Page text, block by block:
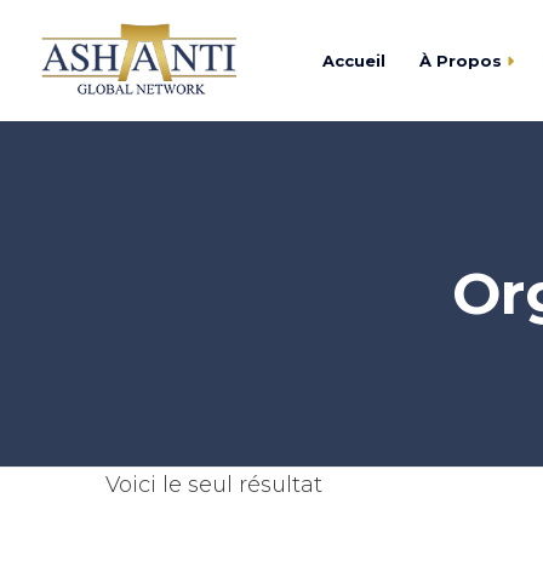
Accueil À Propos
Cercle Ashanti
Voici le seul résultat